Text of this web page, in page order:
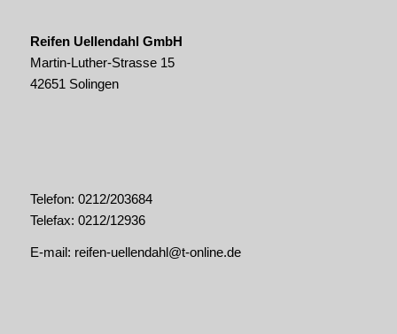
Reifen Uellendahl GmbH
Martin-Luther-Strasse 15
42651 Solingen
Telefon: 0212/203684
Telefax: 0212/12936
E-mail: reifen-uellendahl@t-online.de